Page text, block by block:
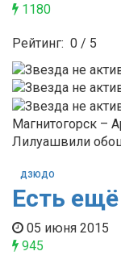
1180
Рейтинг: 0 / 5
Магнитогорск –
Лилуашвили
ДЗЮДО
Есть
05 июня 2015
945